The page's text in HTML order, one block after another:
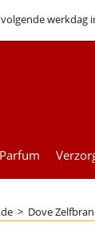
werkdag
Parfum
> Dove